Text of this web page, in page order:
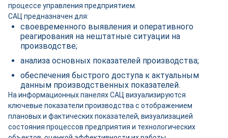
процессе управления предприятием.
САЦ предназначен для:
своевременного выявления и оперативного
реагирования на нештатные ситуации на
производстве;
анализа основных показателей производства;
обеспечения быстрого доступа к актуальным
данным производственных показателей.
На информационных панелях САЦ визуализируются
ключевые показатели производства с отображением
плановых и фактических показателей, визуализацией
состояния процессов предприятия и технологических